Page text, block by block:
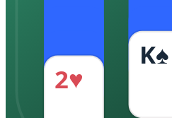
2♥
K♠